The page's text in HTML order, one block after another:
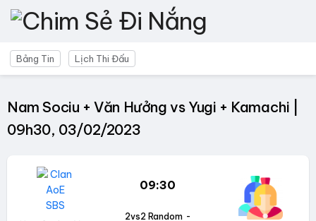
Bảng Tin Lịch Thi Đấu
Nam Sociu + Văn Hưởng vs Yugi + Kamachi |
09h30, 03/02/2023
09:30
2vs2 Random -